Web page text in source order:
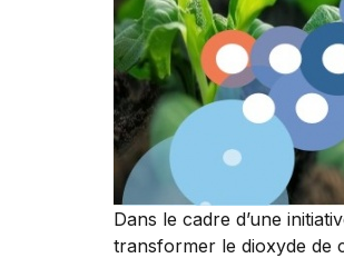
Dans le cadre d’une
transformer le dioxyde de